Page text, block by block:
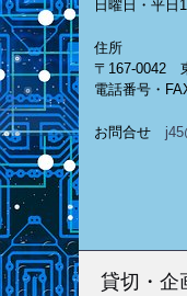
日曜日・平日
住所
〒167-0042
電話番号・
お問合せ
貸切・企